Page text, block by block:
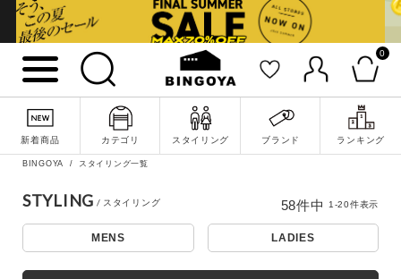
0
新着商品 カテゴリ スタイリング ブランド ランキング
BINGOYA スタイリング一覧
STYLING
MENS LADIES
58件中 1-20件表示